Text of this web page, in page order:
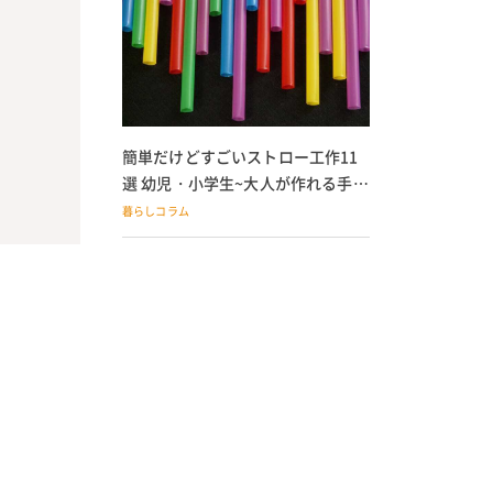
簡単だけどすごいストロー工作11
選 幼児・小学生~大人が作れる手作
りおもちゃ
暮らしコラム